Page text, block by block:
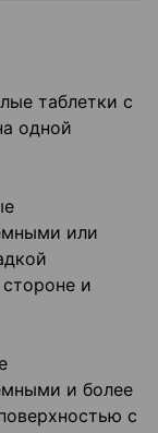
таблетки с
одной
или
и
и более
с